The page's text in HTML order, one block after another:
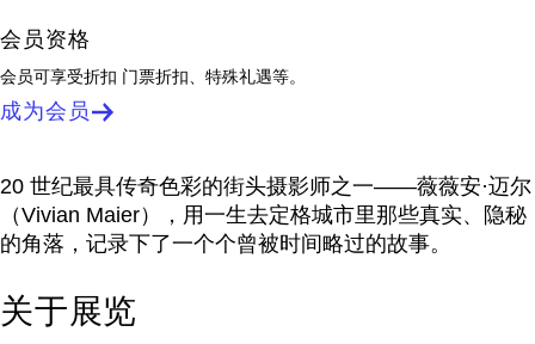
会员资格
会员可享受折扣 门票折扣、特殊礼遇等。
成为会员
20 世纪最具传奇色彩的街头摄影师之一——薇薇安·迈尔
（Vivian Maier），用一生去定格城市里那些真实、隐秘
的角落，记录下了一个个曾被时间略过的故事。
关于展览